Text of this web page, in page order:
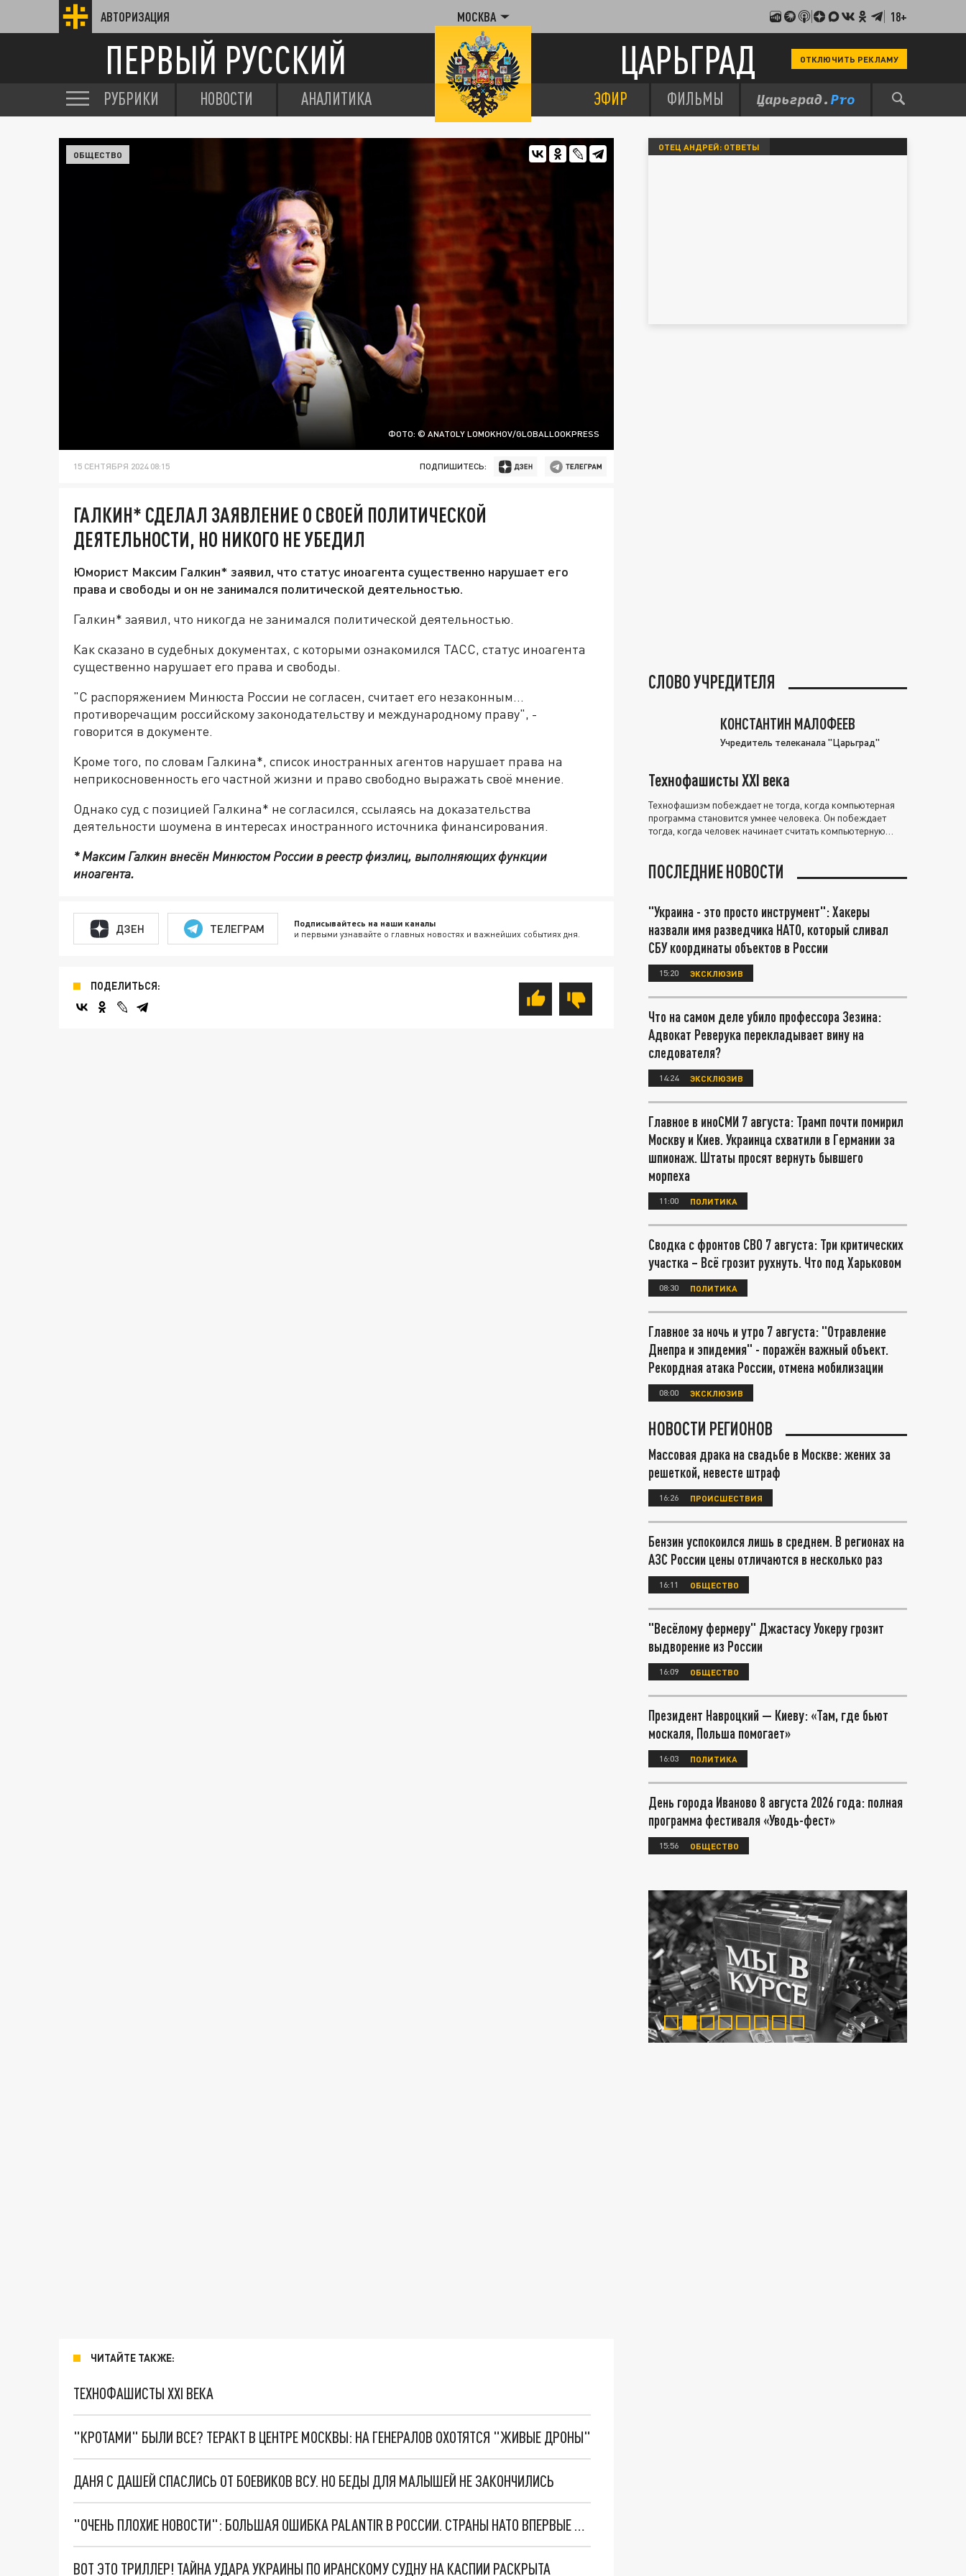
АВТОРИЗАЦИЯ МОСКВА 18+
ПЕРВЫЙ РУССКИЙ ЦАРЬГРАД ОТКЛЮЧИТЬ РЕКЛАМУ
РУБРИКИ НОВОСТИ АНАЛИТИКА ЭФИР ФИЛЬМЫ
ФОТО: © ANATOLY LOMOKHOV/GLOBALLOOKPRESS
ОБЩЕСТВО
15 СЕНТЯБРЯ 2024 08:15 ПОДПИШИТЕСЬ:
ГАЛКИН* СДЕЛАЛ ЗАЯВЛЕНИЕ О СВОЕЙ ПОЛИТИЧЕСКОЙ
ДЕЯТЕЛЬНОСТИ, НО НИКОГО НЕ УБЕДИЛ
Юморист Максим Галкин* заявил, что статус иноагента существенно нарушает его
права и свободы и он не занимался политической деятельностью.
Галкин* заявил, что никогда не занимался политической деятельностью.
Как сказано в судебных документах, с которыми ознакомился ТАСС, статус иноагента
существенно нарушает его права и свободы.
"С распоряжением Минюста России не согласен, считает его незаконным...
противоречащим российскому законодательству и международному праву", -
говорится в документе.
Кроме того, по словам Галкина*, список иностранных агентов нарушает права на
неприкосновенность его частной жизни и право свободно выражать своё мнение.
Однако суд с позицией Галкина* не согласился, ссылаясь на доказательства
деятельности шоумена в интересах иностранного источника финансирования.
* Максим Галкин внесён Минюстом России в реестр физлиц, выполняющих функции
иноагента.
ДЗЕН ТЕЛЕГРАМ Подписывайтесь на наши каналы
и первыми узнавайте о главных новостях и важнейших событиях дня.
ПОДЕЛИТЬСЯ:
ЧИТАЙТЕ ТАКЖЕ:
ТЕХНОФАШИСТЫ XXI ВЕКА
"КРОТАМИ" БЫЛИ ВСЕ? ТЕРАКТ В ЦЕНТРЕ МОСКВЫ: НА ГЕНЕРАЛОВ ОХОТЯТСЯ "ЖИВЫЕ ДРОНЫ"
ДАНЯ С ДАШЕЙ СПАСЛИСЬ ОТ БОЕВИКОВ ВСУ. НО БЕДЫ ДЛЯ МАЛЫШЕЙ НЕ ЗАКОНЧИЛИСЬ
"ОЧЕНЬ ПЛОХИЕ НОВОСТИ": БОЛЬШАЯ ОШИБКА PALANTIR В РОССИИ. СТРАНЫ НАТО ВПЕРВЫЕ ЗА СВО ОСТАНОВИЛИ ПОСТАВКИ ОРУЖИЯ. ВСУ ТЕРЯЮТ ПРИГРАНИЧЬЕ?
ВОТ ЭТО ТРИЛЛЕР! ТАЙНА УДАРА УКРАИНЫ ПО ИРАНСКОМУ СУДНУ НА КАСПИИ РАСКРЫТА
ОТЕЦ АНДРЕЙ: ОТВЕТЫ
СЛОВО УЧРЕДИТЕЛЯ
КОНСТАНТИН МАЛОФЕЕВ
Учредитель телеканала "Царьград"
Технофашисты XXI века
Технофашизм побеждает не тогда, когда компьютерная
программа становится умнее человека. Он побеждает
тогда, когда человек начинает считать компьютерную
ПОСЛЕДНИЕ НОВОСТИ
"Украина - это просто инструмент": Хакеры
назвали имя разведчика НАТО, который сливал
СБУ координаты объектов в России
15:20 ЭКСКЛЮЗИВ
Что на самом деле убило профессора Зезина:
Адвокат Реверука перекладывает вину на
следователя?
14:24 ЭКСКЛЮЗИВ
Главное в иноСМИ 7 августа: Трамп почти помирил
Москву и Киев. Украинца схватили в Германии за
шпионаж. Штаты просят вернуть бывшего
морпеха
11:00 ПОЛИТИКА
Сводка с фронтов СВО 7 августа: Три критических
участка – Всё грозит рухнуть. Что под Харьковом
08:30 ПОЛИТИКА
Главное за ночь и утро 7 августа: "Отравление
Днепра и эпидемия" - поражён важный объект.
Рекордная атака России, отмена мобилизации
08:00 ЭКСКЛЮЗИВ
НОВОСТИ РЕГИОНОВ
Массовая драка на свадьбе в Москве: жених за
решеткой, невесте штраф
16:26 ПРОИСШЕСТВИЯ
Бензин успокоился лишь в среднем. В регионах на
АЗС России цены отличаются в несколько раз
16:11 ОБЩЕСТВО
"Весёлому фермеру" Джастасу Уокеру грозит
выдворение из России
16:09 ОБЩЕСТВО
Президент Навроцкий — Киеву: «Там, где бьют
москаля, Польша помогает»
16:03 ПОЛИТИКА
День города Иваново 8 августа 2026 года: полная
программа фестиваля «Уводь-фест»
15:56 ОБЩЕСТВО